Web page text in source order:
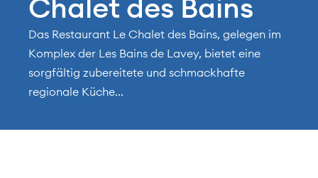
Das Restaurant Le Chalet des Bains, gelegen im
Komplex der Les Bains de Lavey, bietet eine
sorgfältig zubereitete und schmackhafte
regionale Küche...